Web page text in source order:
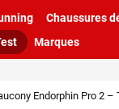
Chaussures
Marques
Endorphin Pro 2 –